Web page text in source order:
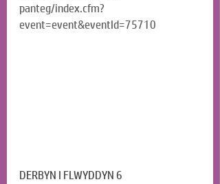
panteg/index.cfm?
event=event&eventId=75710
DERBYN I FLWYDDYN 6